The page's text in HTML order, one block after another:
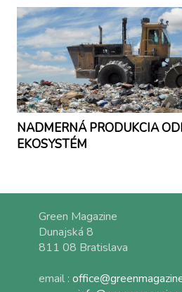
NADMERNÁ PRODUKCIA
EKOSYSTÉM
Green Magazine
Dunajská 8
811 08 Bratislava
email :